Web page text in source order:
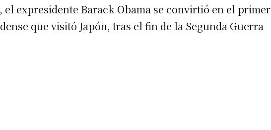
el expresidente Barack Obama se convirtió en el primer
que visitó Japón, tras el fin de la Segunda Guerra